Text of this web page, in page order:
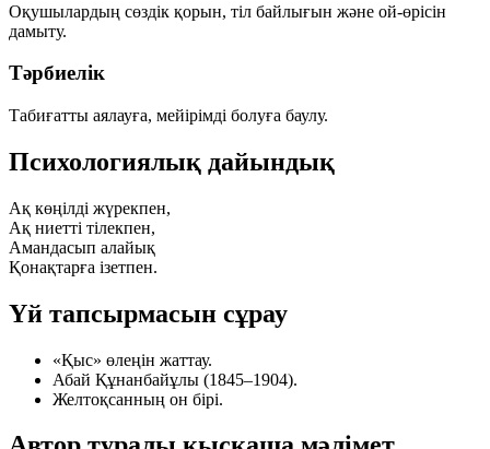
Оқушылардың сөздік қорын, тіл байлығын және ой-өрісін
дамыту.
Тәрбиелік
Табиғатты аялауға, мейірімді болуға баулу.
Психологиялық дайындық
Ақ көңілді жүрекпен,
Ақ ниетті тілекпен,
Амандасып алайық
Қонақтарға ізетпен.
Үй тапсырмасын сұрау
«Қыс» өлеңін жаттау.
Абай Құнанбайұлы (1845–1904).
Желтоқсанның он бірі.